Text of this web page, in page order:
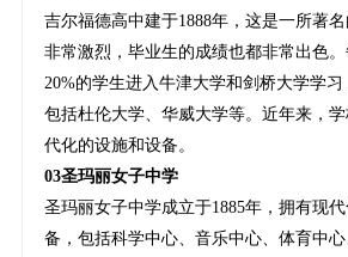
吉尔福德高中建于1888年，这是一所著
非常激烈，毕业生的成绩也都非常出色
20%的学生进入牛津大学和剑桥大学学
包括杜伦大学、华威大学等。近年来，
代化的设施和设备。
03圣玛丽女子中学
圣玛丽女子中学成立于1885年，拥有现
备，包括科学中心、音乐中心、体育中